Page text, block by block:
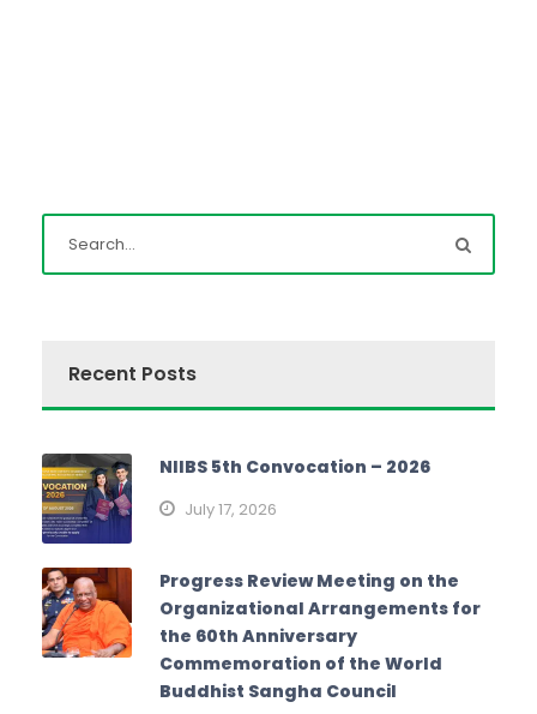
Recent Posts
NIIBS 5th Convocation – 2026
July 17, 2026
Progress Review Meeting on the
Organizational Arrangements for
the 60th Anniversary
Commemoration of the World
Buddhist Sangha Council